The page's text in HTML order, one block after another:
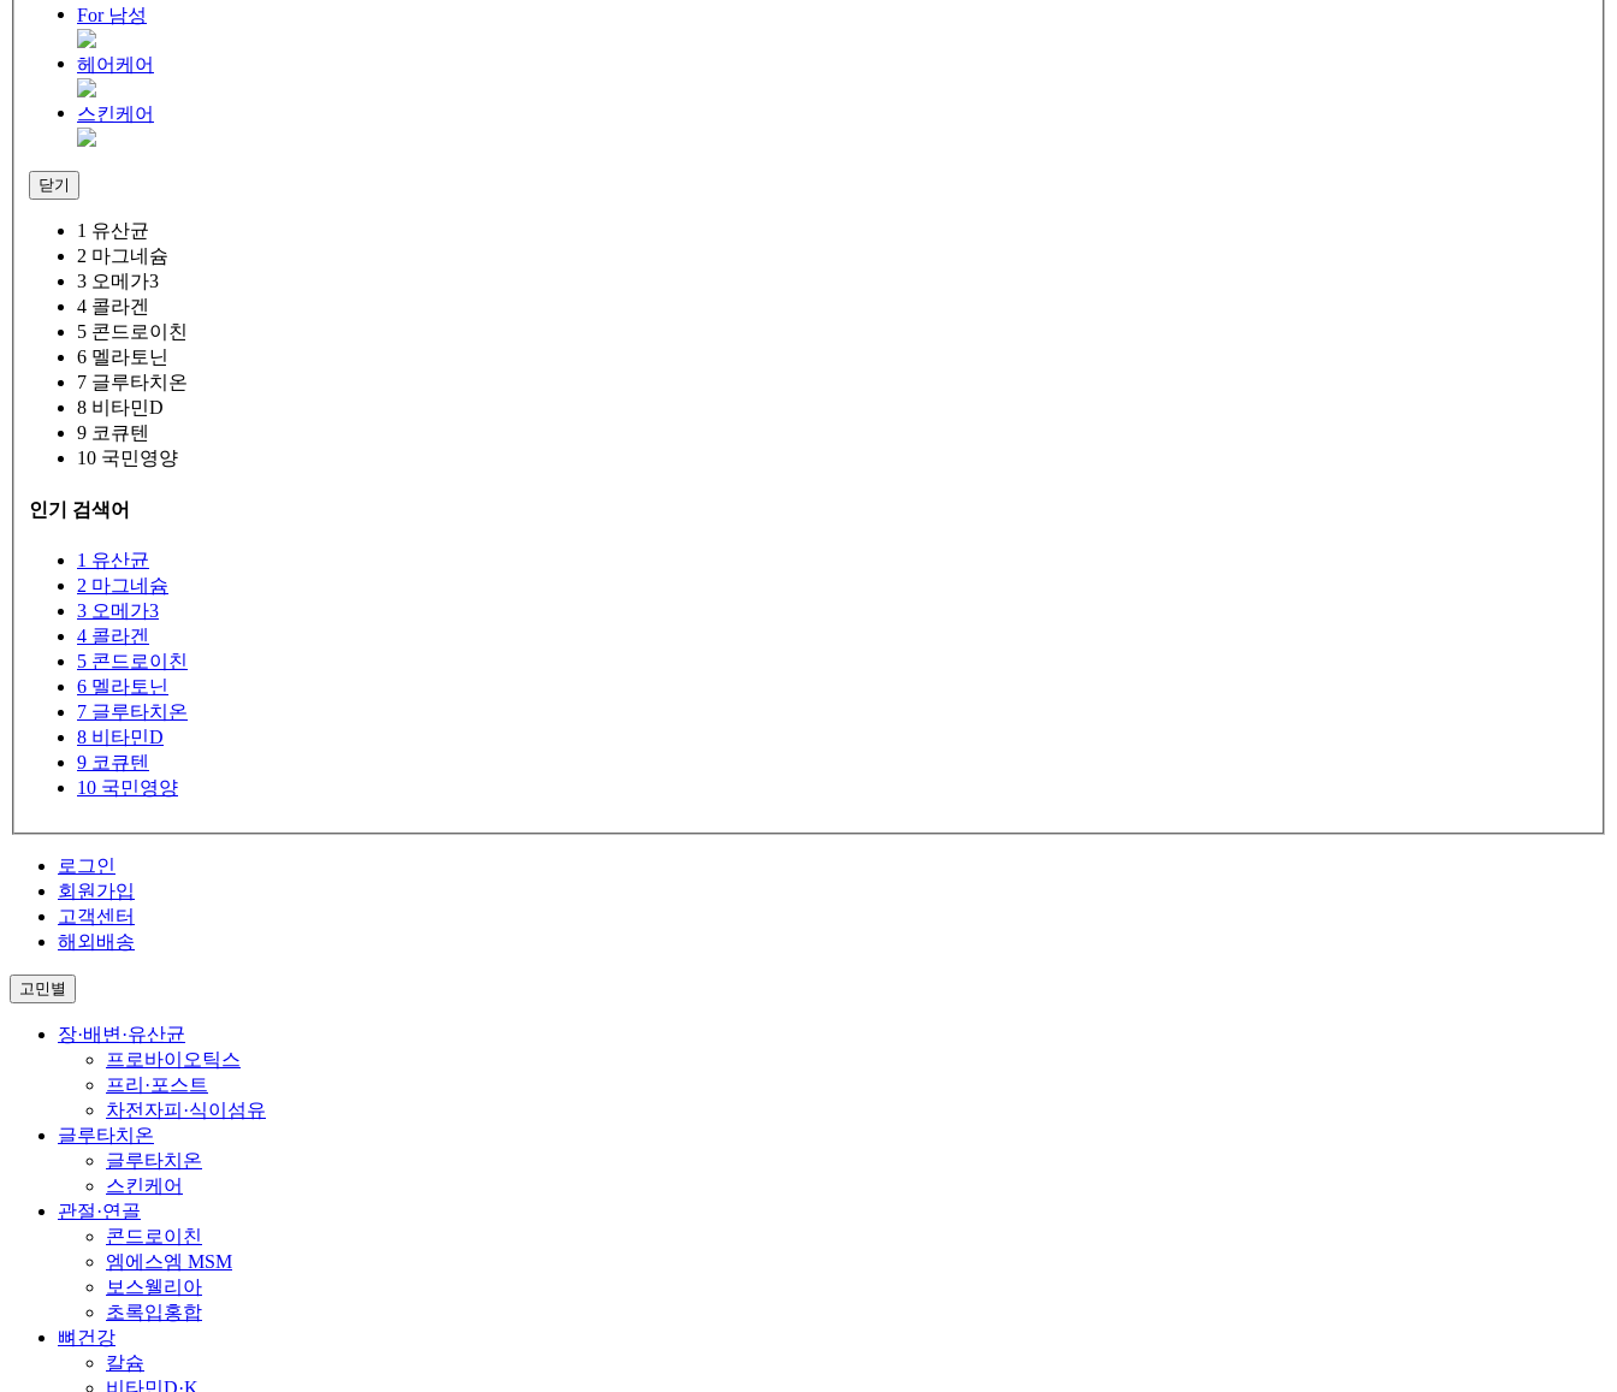
For 남성
헤어케어
스킨케어
닫기
1 유산균
2 마그네슘
3 오메가3
4 콜라겐
5 콘드로이친
6 멜라토닌
7 글루타치온
8 비타민D
9 코큐텐
10 국민영양
인기 검색어
1 유산균
2 마그네슘
3 오메가3
4 콜라겐
5 콘드로이친
6 멜라토닌
7 글루타치온
8 비타민D
9 코큐텐
10 국민영양
로그인
회원가입
고객센터
해외배송
고민별
장·배변·유산균
프로바이오틱스
프리·포스트
차전자피·식이섬유
글루타치온
글루타치온
스킨케어
관절·연골
콘드로이친
엠에스엠 MSM
보스웰리아
초록입홍합
뼈건강
칼슘
비타민D·K